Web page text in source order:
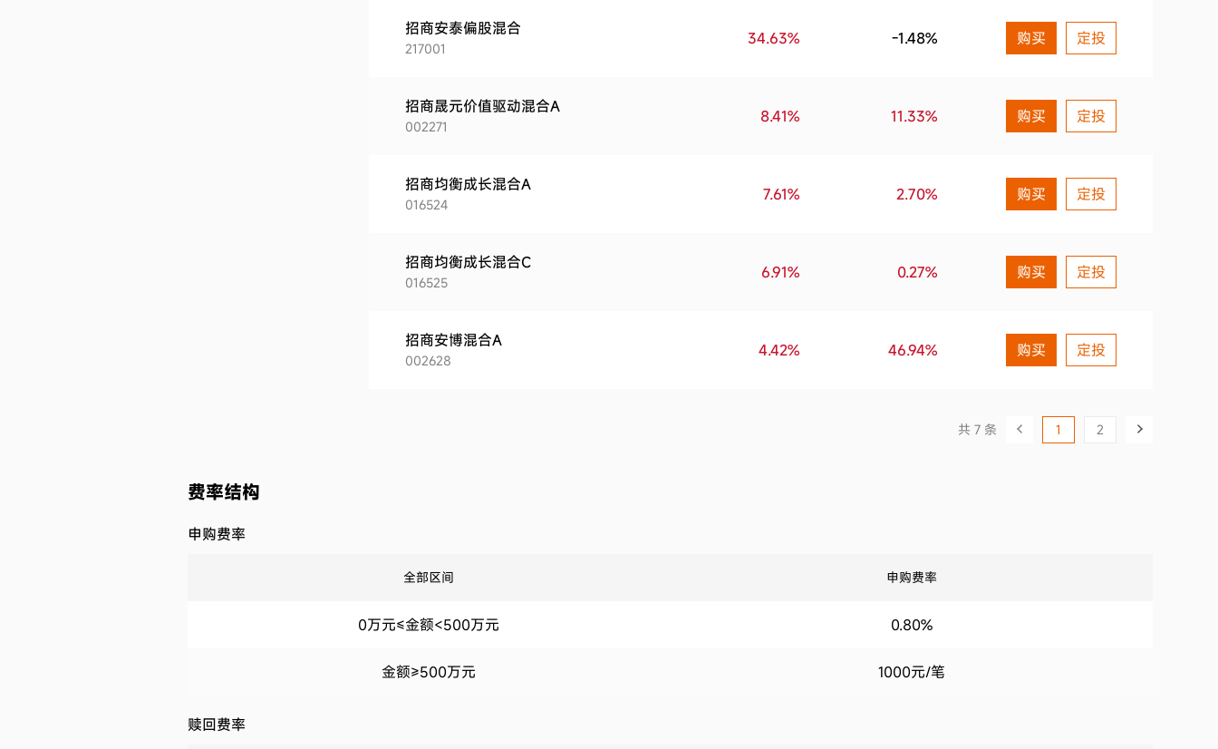
11.06%
2018第3季度 0.65%
1.81%
0.48%
2017第2季度 0.49%
招商安泰偏股混合
217001
34.63% -1.48% 购买 定投
招商晟元价值驱动混合A
002271
8.41% 11.33% 购买 定投
招商均衡成长混合A
016524
7.61% 2.70% 购买 定投
招商均衡成长混合C
016525
6.91% 0.27% 购买 定投
招商安博混合A
002628
4.42% 46.94% 购买 定投
共 7 条 1 2
费率结构
申购费率
全部区间 申购费率
0万元≤金额<500万元 0.80%
金额≥500万元 1000元/笔
赎回费率